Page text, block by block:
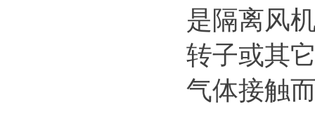
是隔离风
转子或其
气体接触